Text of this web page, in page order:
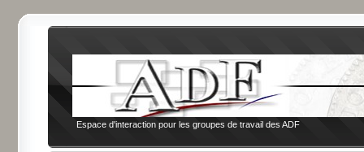
Espace d'interaction pour les groupes de travail des ADF